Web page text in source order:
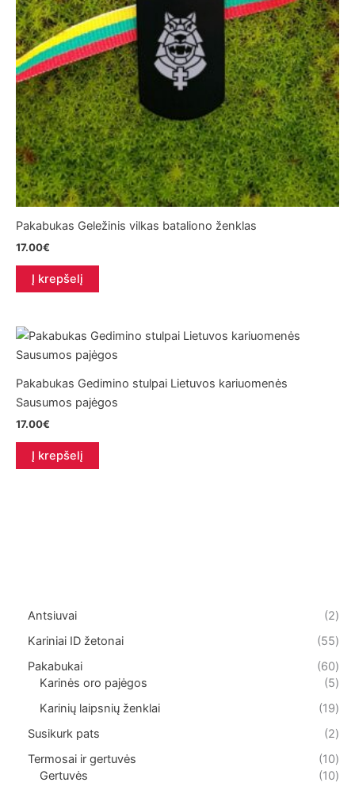
Antsiuvai 22
r
o
d
k
t
i
Kariniai ID žetonai 555
p
r
o
u
k
t
Pakabukai 606
0
r
o
u
k
Karinės oro pajėgos 55
r
o
u
k
Karinių laipsnių ženklai 191
p
r
o
Susikurk pats 22
r
o
Termosai ir gertuvės 101
0
Gertuvės 101
Pakabukas Geležinis vilkas bataliono ženklas
17.00€
Į krepšelį
Pakabukas Gedimino stulpai Lietuvos kariuomenės
Sausumos pajėgos
17.00€
Į krepšelį